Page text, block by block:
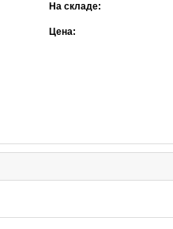
На складе:
Цена: